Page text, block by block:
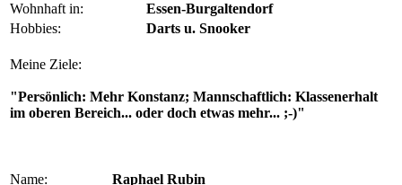
Wohnhaft in:
Essen-Burgaltendorf
Hobbies:
Darts u. Snooker
Meine Ziele:
"Persönlich: Mehr Konstanz; Mannschaftlich: Klassenerhalt
im oberen Bereich... oder doch etwas mehr... ;-)"
Name:
Raphael Rubin